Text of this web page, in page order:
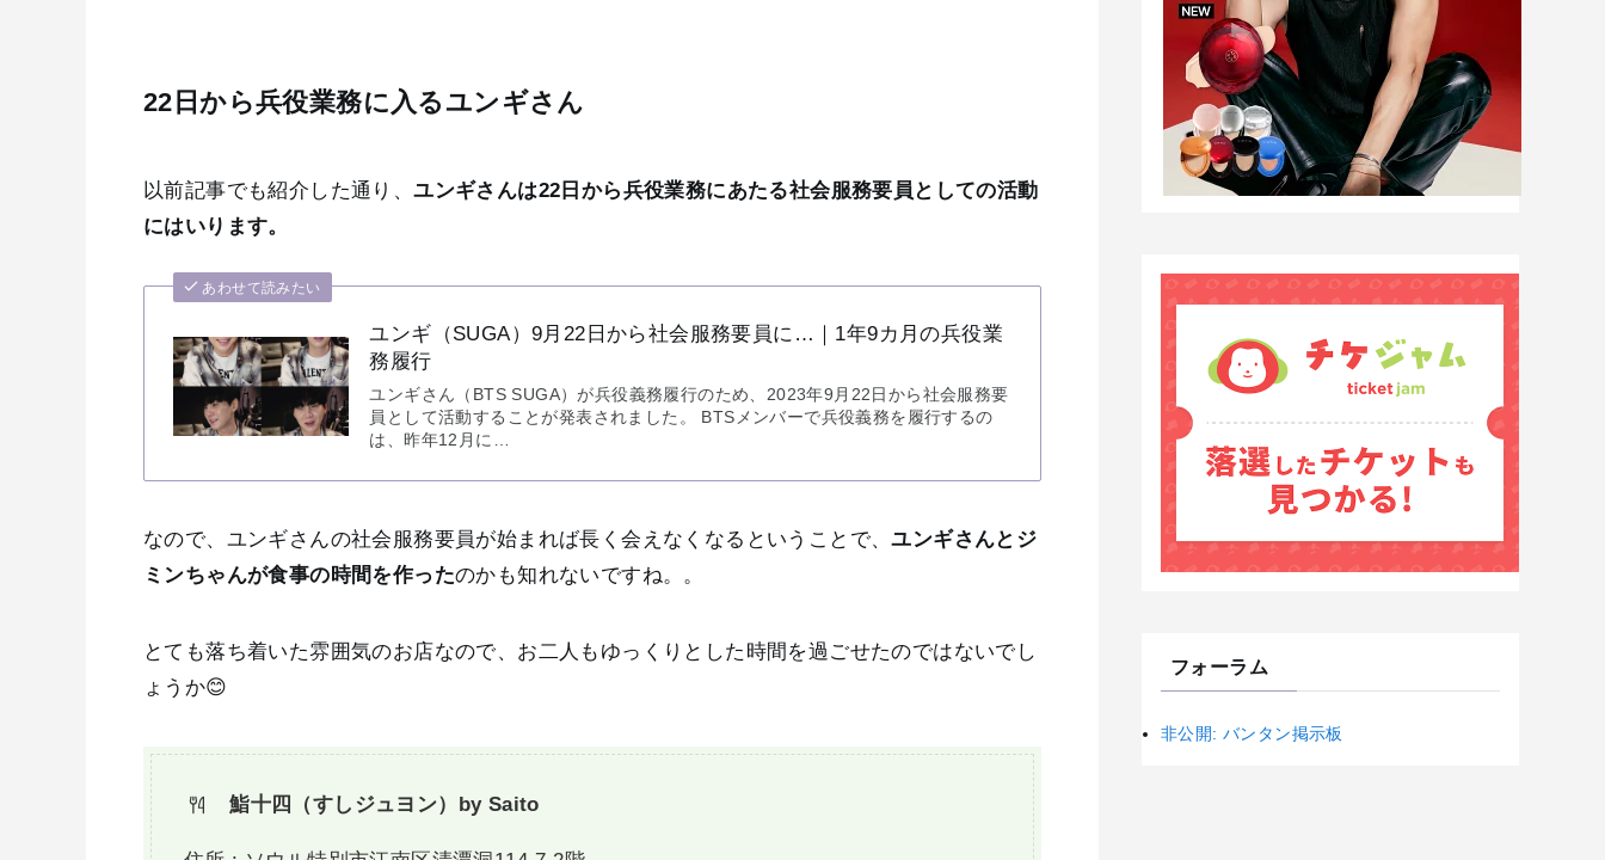
22日から兵役業務に入るユンギさん
以前記事でも紹介した通り、ユンギさんは22日から兵役業務にあたる社会服務要員としての活動
にはいります。
あわせて読みたい
ユンギ（SUGA）9月22日から社会服務要員に…｜1年9カ月の兵役業
務履行
ユンギさん（BTS SUGA）が兵役義務履行のため、2023年9月22日から社会服務要
員として活動することが発表されました。 BTSメンバーで兵役義務を履行するの
は、昨年12月に…
なので、ユンギさんの社会服務要員が始まれば長く会えなくなるということで、ユンギさんとジ
ミンちゃんが食事の時間を作ったのかも知れないですね。。
とても落ち着いた雰囲気のお店なので、お二人もゆっくりとした時間を過ごせたのではないでし
ょうか😊
鮨十四（すしジュヨン）by Saito
フォーラム
非公開: バンタン掲示板